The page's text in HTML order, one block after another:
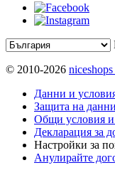
© 2010-2026
Данни и
Защита на
Общи условия и
Декларация за
Настройки за
Анулирайте